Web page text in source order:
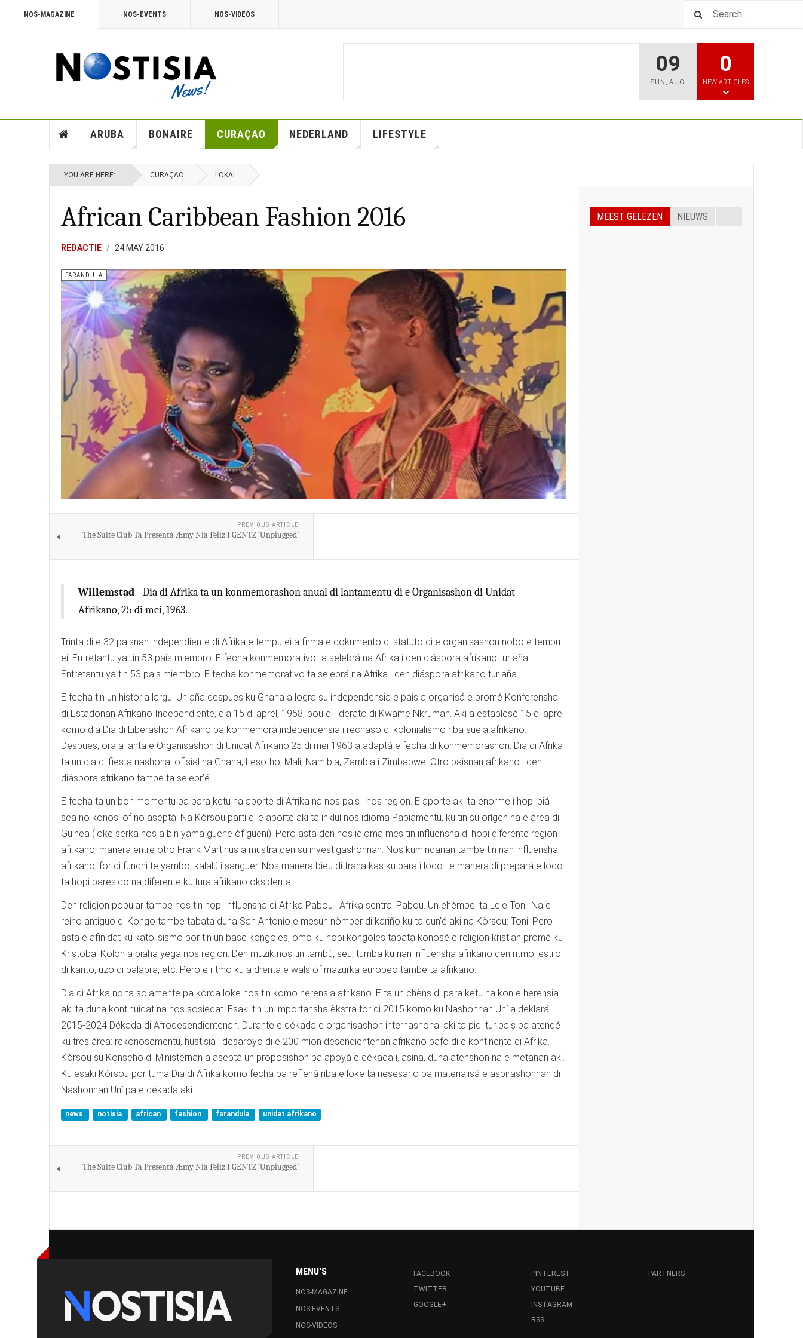
NOS-MAGAZINE NOS-EVENTS NOS-VIDEOS
09
SUN ,AUG
0
NEW ARTICLES
ARUBA BONAIRE CURAÇAO NEDERLAND LIFESTYLE
YOU ARE HERE: CURAÇAO LOKAL
African Caribbean Fashion 2016
REDACTIE 24 MAY 2016
FARANDULA
PREVIOUS ARTICLE
The Suite Club Ta Presentá Æmy Nia Feliz I GENTZ ‘Unplugged’
Willemstad - Dia di Afrika ta un konmemorashon anual di lantamentu di e Organisashon di Unidat
Afrikano, 25 di mei, 1963.
Trinta di e 32 paisnan independiente di Afrika e tempu ei a firma e dokumento di statuto di e organisashon nobo e tempu
ei. Entretantu ya tin 53 pais miembro. E fecha konmemorativo ta selebrá na Afrika i den diáspora afrikano tur aña.
Entretantu ya tin 53 pais miembro. E fecha konmemorativo ta selebrá na Afrika i den diáspora afrikano tur aña.
E fecha tin un historia largu. Un aña despues ku Ghana a logra su independensia e pais a organisá e promé Konferensha
di Estadonan Afrikano Independiente, dia 15 di aprel, 1958, bou di liderato di Kwame Nkrumah. Aki a establesé 15 di aprel
komo dia Dia di Liberashon Afrikano pa konmemorá independensia i rechaso di kolonialismo riba suela afrikano.
Despues, ora a lanta e Organisashon di Unidat Afrikano,25 di mei 1963 a adaptá e fecha di konmemorashon. Dia di Afrika
ta un dia di fiesta nashonal ofisial na Ghana, Lesotho, Mali, Namibia, Zambia i Zimbabwe. Otro paisnan afrikano i den
diáspora afrikano tambe ta selebr’é.
E fecha ta un bon momentu pa para ketu na aporte di Afrika na nos pais i nos region. E aporte aki ta enorme i hopi biá
sea no konosí òf no aseptá. Na Kòrsou parti di e aporte aki ta inkluí nos idioma Papiamentu, ku tin su orígen na e área di
Guinea (loke serka nos a bin yama guene òf gueni). Pero asta den nos idioma mes tin influensha di hopi diferente region
afrikano, manera entre otro Frank Martinus a mustra den su investigashonnan. Nos kumindanan tambe tin nan influensha
afrikano, for di funchi te yambo, kalalú i sanguer. Nos manera bieu di traha kas ku bara i lodo i e manera di prepará e lodo
ta hopi paresido na diferente kultura afrikano oksidental.
Den religion popular tambe nos tin hopi influensha di Afrika Pabou i Afrika sentral Pabou. Un ehèmpel ta Lele Toni. Na e
reino antiguo di Kongo tambe tabata duna San Antonio e mesun nòmber di kariño ku ta dun’é aki na Kòrsou: Toni. Pero
asta e afinidat ku katolisismo por tin un base kongoles, omo ku hopi kongoles tabata konosé e religion kristian promé ku
Kristobal Kolon a biaha yega nos region. Den muzik nos tin tambú, seú, tumba ku nan influensha afrikano den ritmo, estilo
di kanto, uzo di palabra, etc. Pero e ritmo ku a drenta e wals òf mazurka europeo tambe ta afrikano.
Dia di Afrika no ta solamente pa kòrda loke nos tin komo herensia afrikano. E ta un chèns di para ketu na kon e herensia
aki ta duna kontinuidat na nos sosiedat. Esaki tin un importansha èkstra for di 2015 komo ku Nashonnan Uní a deklará
2015-2024 Dékada di Afrodesendientenan. Durante e dékada e organisashon internashonal aki ta pidi tur pais pa atendé
ku tres área: rekonosementu, hustisia i desaroyo di e 200 mion desendientenan afrikano pafó di e kontinente di Afrika.
Kòrsou su Konseho di Ministernan a aseptá un proposishon pa apoyá e dékada i, asina, duna atenshon na e metanan aki.
Ku esaki Kòrsou por tuma Dia di Afrika komo fecha pa reflehá riba e loke ta nesesario pa materialisá e aspirashonnan di
Nashonnan Uní pa e dékada aki.
news notisia african fashion farandula unidat afrikano
PREVIOUS ARTICLE
The Suite Club Ta Presentá Æmy Nia Feliz I GENTZ ‘Unplugged’
MEEST GELEZEN NIEUWS
MENU'S
NOS-MAGAZINE
NOS-EVENTS
NOS-VIDEOS
FACEBOOK
TWITTER
GOOGLE+
PINTEREST
YOUTUBE
INSTAGRAM
RSS
PARTNERS